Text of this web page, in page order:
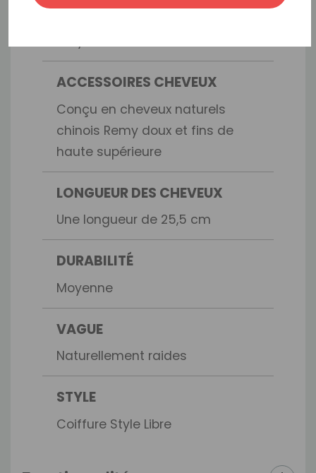
ACCESSOIRES CHEVEUX
Conçu en cheveux naturels
chinois Remy doux et fins de
haute supérieure
LONGUEUR DES CHEVEUX
Une longueur de 25,5 cm
DURABILITÉ
Moyenne
VAGUE
Naturellement raides
STYLE
Coiffure Style Libre